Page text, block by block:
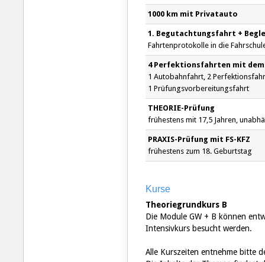
1000 km mit Privatauto
1. Begutachtungsfahrt +
Fahrtenprotokolle in die
4 Perfektionsfahrten mit
1 Autobahnfahrt, 2
1 Prüfungsvorbereitungsfahrt
THEORIE-Prüfung
frühestens mit 17,5 Jahren,
PRAXIS-Prüfung mit FS-KFZ
frühestens zum 18. Geburtstag
Kurse
Theoriegrundkurs B
Die Module GW + B können
Intensivkurs besucht werden.
Alle Kurszeiten entnehme bitte